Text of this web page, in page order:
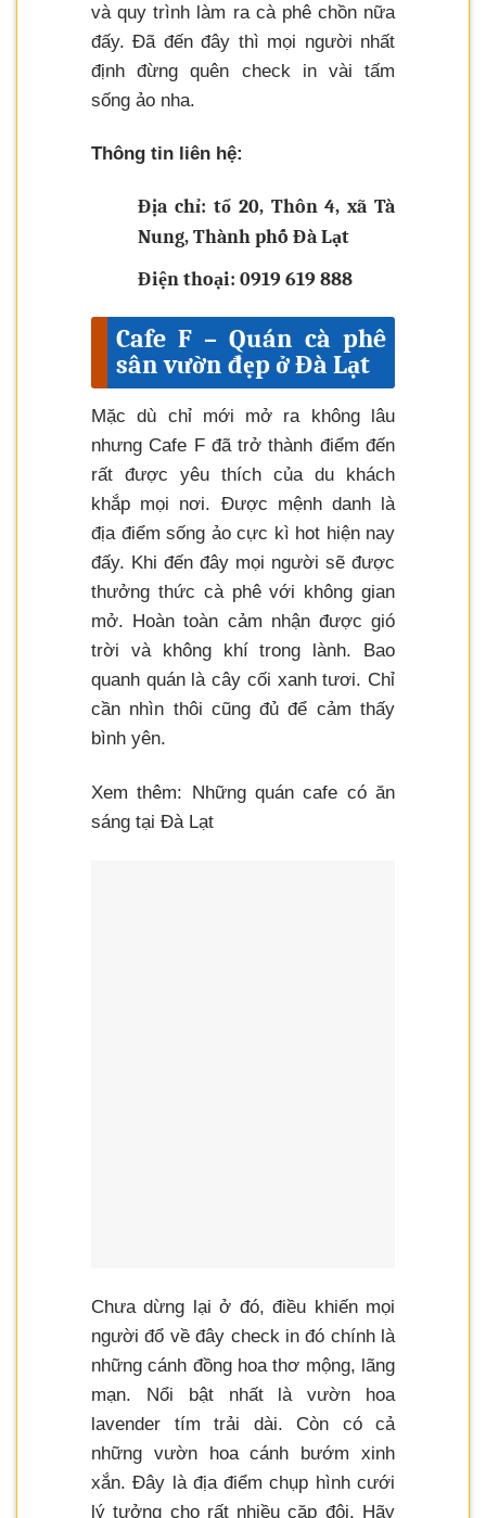
và quy trình làm ra cà phê chồn nữa
đấy. Đã đến đây thì mọi người nhất
định đừng quên check in vài tấm
sống ảo nha.
Thông tin liên hệ:
Địa chỉ: tổ 20, Thôn 4, xã Tà
Nung, Thành phố Đà Lạt
Điện thoại: 0919 619 888
Cafe F – Quán cà phê
sân vườn đẹp ở Đà Lạt
Mặc dù chỉ mới mở ra không lâu
nhưng Cafe F đã trở thành điểm đến
rất được yêu thích của du khách
khắp mọi nơi. Được mệnh danh là
địa điểm sống ảo cực kì hot hiện nay
đấy. Khi đến đây mọi người sẽ được
thưởng thức cà phê với không gian
mở. Hoàn toàn cảm nhận được gió
trời và không khí trong lành. Bao
quanh quán là cây cối xanh tươi. Chỉ
cần nhìn thôi cũng đủ để cảm thấy
bình yên.
Xem thêm: Những quán cafe có ăn
sáng tại Đà Lạt
Chưa dừng lại ở đó, điều khiến mọi
người đổ về đây check in đó chính là
những cánh đồng hoa thơ mộng, lãng
mạn. Nổi bật nhất là vườn hoa
lavender tím trải dài. Còn có cả
những vườn hoa cánh bướm xinh
xắn. Đây là địa điểm chụp hình cưới
lý tưởng cho rất nhiều cặp đôi. Hãy